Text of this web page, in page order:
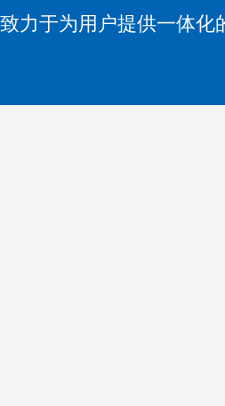
致力于为用户提供一体化